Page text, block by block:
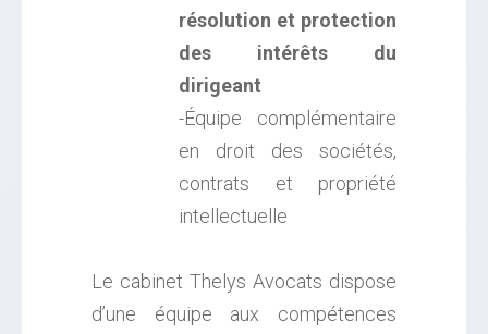
résolution et protection
des intérêts du
dirigeant
-Équipe complémentaire
en droit des sociétés,
contrats et propriété
intellectuelle
Le cabinet Thelys Avocats dispose
d’une équipe aux compétences